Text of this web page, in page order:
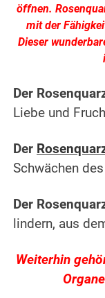
öffnen.
mit der
Dieser
Der
Liebe und
Der
Schwächen
Der
lindern, aus
Weiterhin